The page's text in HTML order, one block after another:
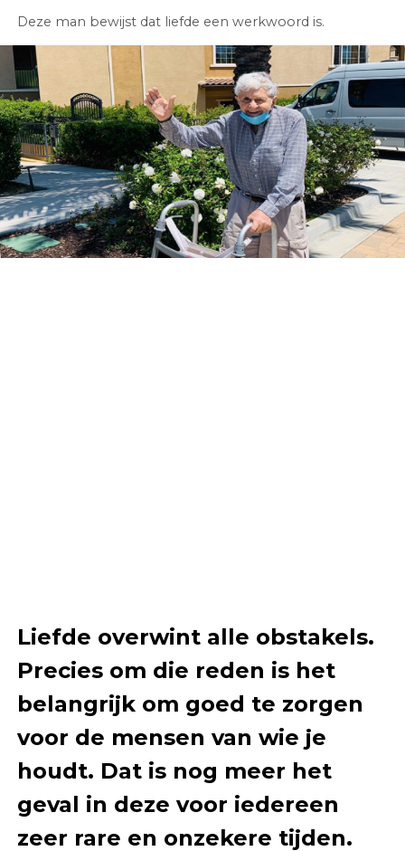
Deze man bewijst dat liefde een werkwoord is.
Liefde overwint alle obstakels.
Precies om die reden is het
belangrijk om goed te zorgen
voor de mensen van wie je
houdt. Dat is nog meer het
geval in deze voor iedereen
zeer rare en onzekere tijden.